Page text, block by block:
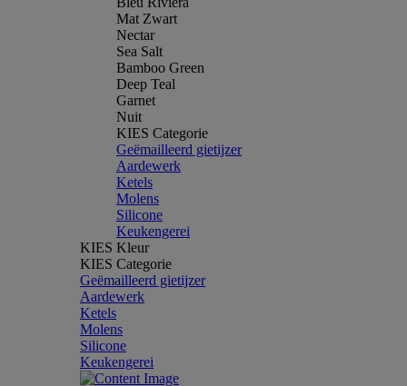
Mat Zwart
Nectar
Sea Salt
Bamboo Green
Deep Teal
Garnet
Nuit
KIES Categorie
Geëmailleerd gietijzer
Aardewerk
Ketels
Molens
Silicone
Keukengerei
KIES Kleur
KIES Categorie
Geëmailleerd gietijzer
Aardewerk
Ketels
Molens
Silicone
Keukengerei